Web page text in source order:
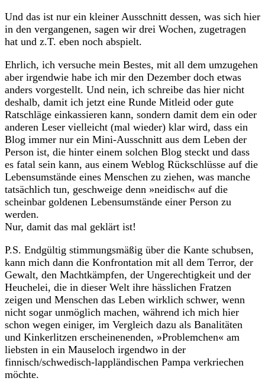
Und das ist nur ein kleiner Ausschnitt dessen, was sich hier
in den vergangenen, sagen wir drei Wochen, zugetragen
hat und z.T. eben noch abspielt.
Ehrlich, ich versuche mein Bestes, mit all dem umzugehen
aber irgendwie habe ich mir den Dezember doch etwas
anders vorgestellt. Und nein, ich schreibe das hier nicht
deshalb, damit ich jetzt eine Runde Mitleid oder gute
Ratschläge einkassieren kann, sondern damit dem ein oder
anderen Leser vielleicht (mal wieder) klar wird, dass ein
Blog immer nur ein Mini-Ausschnitt aus dem Leben der
Person ist, die hinter einem solchen Blog steckt und dass
es fatal sein kann, aus einem Weblog Rückschlüsse auf die
Lebensumstände eines Menschen zu ziehen, was manche
tatsächlich tun, geschweige denn »neidisch« auf die
scheinbar goldenen Lebensumstände einer Person zu
werden.
Nur, damit das mal geklärt ist!
P.S. Endgültig stimmungsmäßig über die Kante schubsen,
kann mich dann die Konfrontation mit all dem Terror, der
Gewalt, den Machtkämpfen, der Ungerechtigkeit und der
Heuchelei, die in dieser Welt ihre hässlichen Fratzen
zeigen und Menschen das Leben wirklich schwer, wenn
nicht sogar unmöglich machen, während ich mich hier
schon wegen einiger, im Vergleich dazu als Banalitäten
und Kinkerlitzen erscheinenenden, »Problemchen« am
liebsten in ein Mauseloch irgendwo in der
finnisch/schwedisch-lappländischen Pampa verkriechen
möchte.